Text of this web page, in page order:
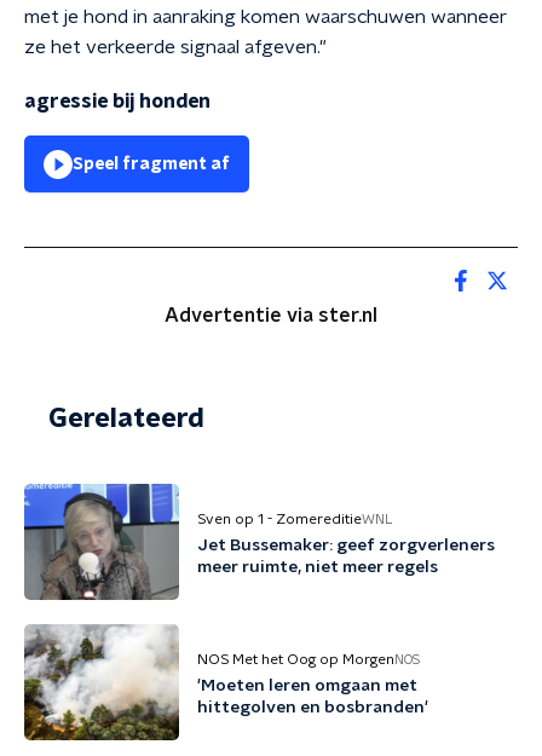
met je hond in aanraking komen waarschuwen wanneer
ze het verkeerde signaal afgeven."
agressie bij honden
Speel fragment af
Advertentie via ster.nl
Gerelateerd
Sven op 1 - ZomereditieWNL
Jet Bussemaker: geef zorgverleners
meer ruimte, niet meer regels
NOS Met het Oog op Morgen NOS
'Moeten leren omgaan met
hittegolven en bosbranden'